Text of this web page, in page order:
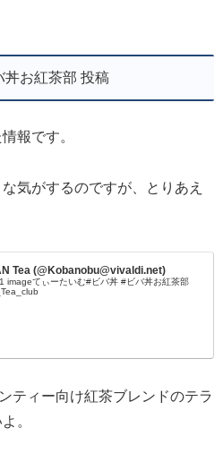
丼お紅茶部 投稿
報です。
気がするのですが、とりあえ
Tea (@Kobanobu@vivaldi.net)
imageてぃーたいむ#ビバ丼 #ビバ丼お紅茶部
ティー向け紅茶ブレンドのテラ
。